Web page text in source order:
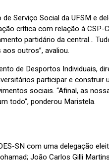
Serviço Social da UFSM e
crítica com relação à CSP-
partidário da central…
outros”, avaliou.
de Desportos Individuais,
participar e construir
sociais. “Afinal, as
todo”, ponderou Maristela.
SN com uma delegação
João Carlos Gilli